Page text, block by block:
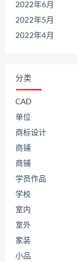
2022年6月
2022年5月
2022年4月
分类
CAD
单位
商标设计
商铺
商铺
学员作品
学校
室内
室外
家装
小品